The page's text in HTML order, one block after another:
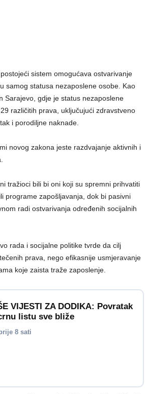
sistem omogućava ostvarivanje
samog statusa nezaposlene osobe. Kao
Sarajevo, gdje je status nezaposlene
različitih prava, uključujući zdravstveno
i porodiljne naknade.
novog zakona jeste razdvajanje aktivnih i
tražioci bili bi oni koji su spremni prihvatiti
programe zapošljavanja, dok bi pasivni
radi ostvarivanja određenih socijalnih
rada i socijalne politike tvrde da cilj
prava, nego efikasnije usmjeravanje
koje zaista traže zaposlenje.
VIJESTI ZA DODIKA: Povratak
listu sve bliže
8 sati